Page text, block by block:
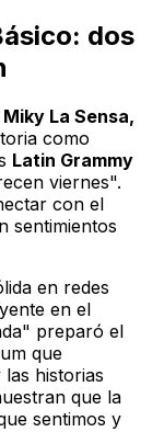
dos
Miky La Sensa,
como
Latin Grammy
viernes".
con el
sentimientos
en redes
en el
" preparó el
que
historias
que la
sentimos y